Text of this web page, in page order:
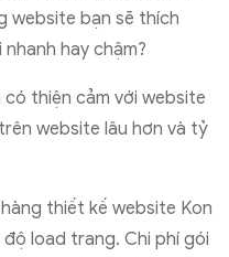
website bạn sẽ thích
hay chậm?
thiện cảm với website
website lâu hơn và tỷ
thiết kế website Kon
load trang. Chi phí gói